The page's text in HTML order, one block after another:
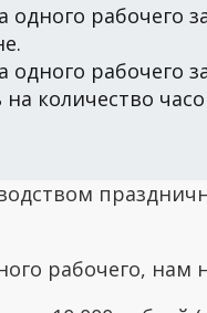
одного
одного
количество
рабочего, нам